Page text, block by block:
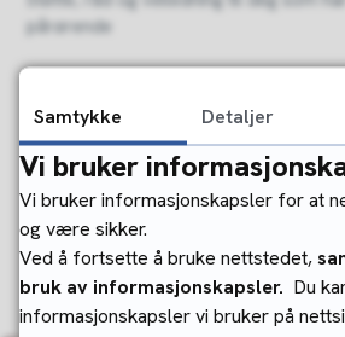
pårørende
Inn på tunet – grønn omsorg og
Dagtilbud - Gjøvik
Gjøvik aktivitetssenter gir tilbud til
utviklingshemming med ulikt
Samtykke Detaljer
Vi bruker
Vi bruker informasjonskapsler for at
og være sikker.
Ved å fortsette å bruke nettstedet,
bruk av informasjonskapsler. Du
informasjonskapsler vi bruker på